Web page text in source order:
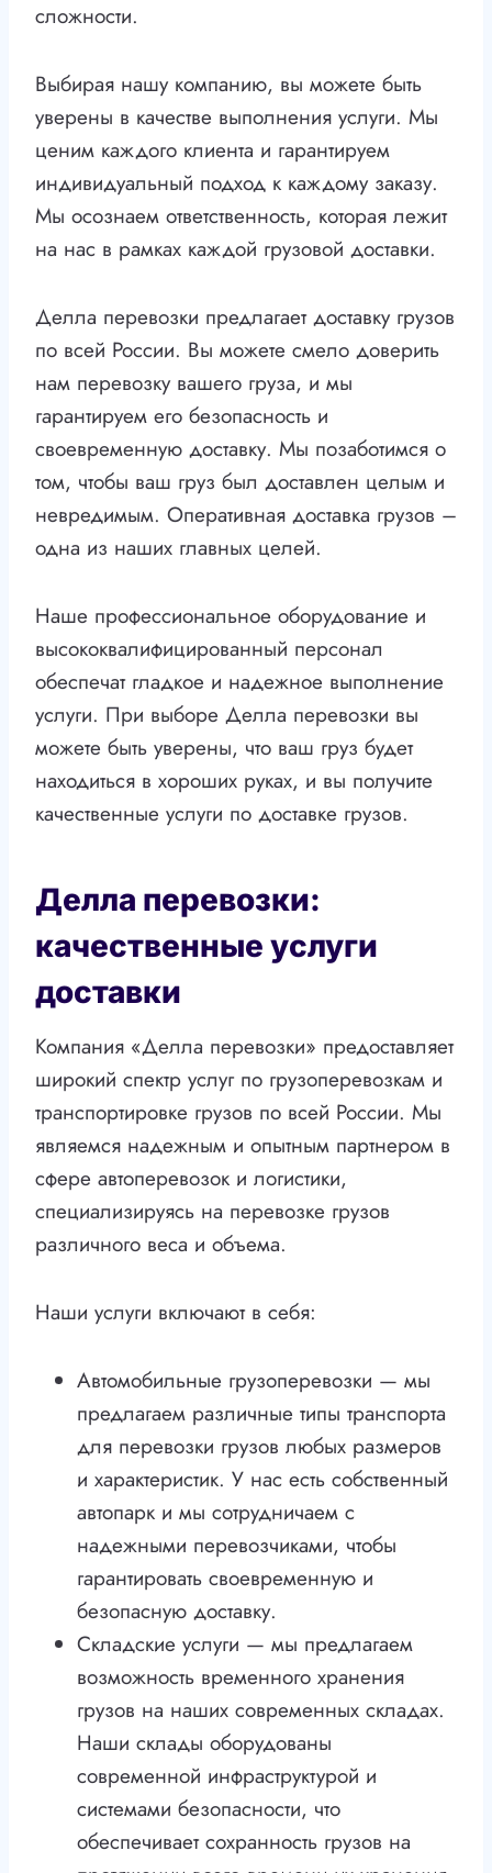
сложности.
Выбирая нашу компанию, вы можете быть
уверены в качестве выполнения услуги. Мы
ценим каждого клиента и гарантируем
индивидуальный подход к каждому заказу.
Мы осознаем ответственность, которая лежит
на нас в рамках каждой грузовой доставки.
Делла перевозки предлагает доставку грузов
по всей России. Вы можете смело доверить
нам перевозку вашего груза, и мы
гарантируем его безопасность и
своевременную доставку. Мы позаботимся о
том, чтобы ваш груз был доставлен целым и
невредимым. Оперативная доставка грузов –
одна из наших главных целей.
Наше профессиональное оборудование и
высококвалифицированный персонал
обеспечат гладкое и надежное выполнение
услуги. При выборе Делла перевозки вы
можете быть уверены, что ваш груз будет
находиться в хороших руках, и вы получите
качественные услуги по доставке грузов.
Делла перевозки:
качественные услуги
доставки
Компания «Делла перевозки» предоставляет
широкий спектр услуг по грузоперевозкам и
транспортировке грузов по всей России. Мы
являемся надежным и опытным партнером в
сфере автоперевозок и логистики,
специализируясь на перевозке грузов
различного веса и объема.
Наши услуги включают в себя:
Автомобильные грузоперевозки — мы
предлагаем различные типы транспорта
для перевозки грузов любых размеров
и характеристик. У нас есть собственный
автопарк и мы сотрудничаем с
надежными перевозчиками, чтобы
гарантировать своевременную и
безопасную доставку.
Складские услуги — мы предлагаем
возможность временного хранения
грузов на наших современных складах.
Наши склады оборудованы
современной инфраструктурой и
системами безопасности, что
обеспечивает сохранность грузов на